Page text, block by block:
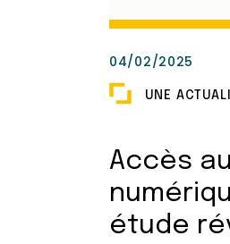
Accès
étude
04/02/2025
UNE